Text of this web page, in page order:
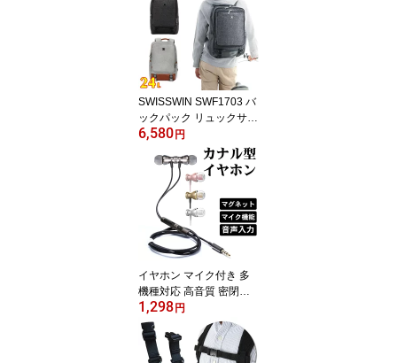
ビジネス A4 PC 出張 バ
ック 撥水 バックパック
就活 通勤 父の日 プレゼ
ント ギフト P-7346
SWISSWIN SWF1703 バ
ックパック リュックサッ
ク スクエアバックパック
リュック メンズ レディ
ース 大容量 アウトドア
デイパック スクールバッ
グ 軽量 24L
6,580 円
イヤホン マイク付き 多
機種対応 高音質 密閉ダ
イナミック型(カナル型)
ステレオインサイドホン
Ф3.5ステレオミニプラグ
1.3m iPod iPhone スマホ
1,298 円